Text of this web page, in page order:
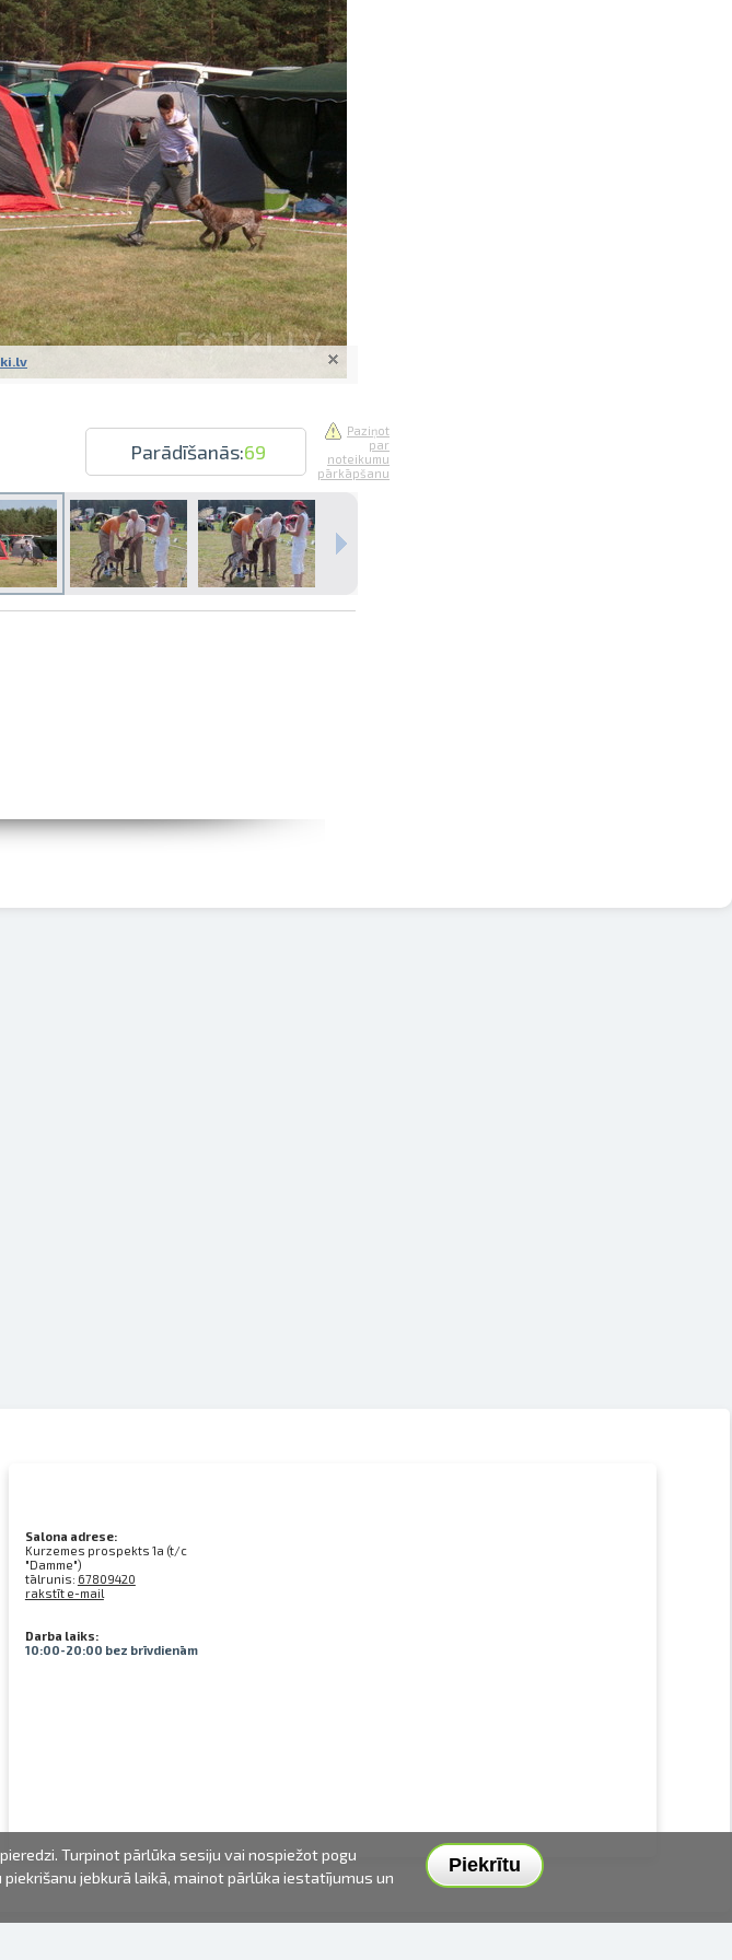
Rīgā – pasūtiet tiešsaistē
un papīra veidi jūsu foto
vai saņemšana klātienē
Parādīšanās:69
Paziņot
par
noteikumu
pārkāpšanu
Salona adrese:
Kurzemes prospekts 1a (t/c
"Damme")
tālrunis: 67809420
rakstīt e-mail
Darba laiks:
10:00-20:00 bez brīvdienām
Piekrītu
Turpinot pārlūka sesiju vai nospiežot pogu
jebkurā laikā, mainot pārlūka iestatījumus un